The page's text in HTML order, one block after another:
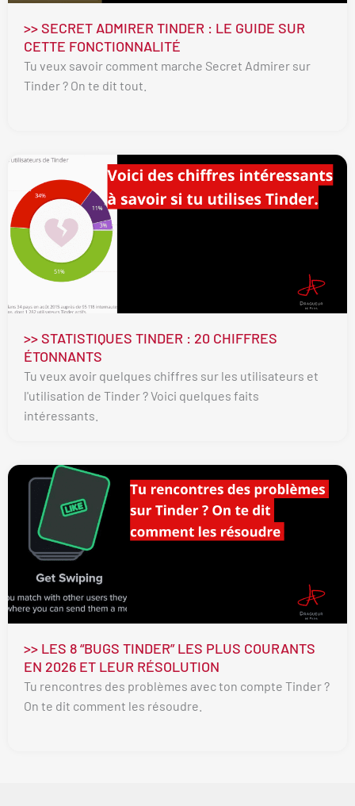
>> SECRET ADMIRER TINDER : LE GUIDE SUR
CETTE FONCTIONNALITÉ
Tu veux savoir comment marche Secret Admirer sur
Tinder ? On te dit tout.
>> STATISTIQUES TINDER : 20 CHIFFRES
ÉTONNANTS
Tu veux avoir quelques chiffres sur les utilisateurs et
l'utilisation de Tinder ? Voici quelques faits
intéressants.
>> LES 8 “BUGS TINDER” LES PLUS COURANTS
EN 2026 ET LEUR RÉSOLUTION
Tu rencontres des problèmes avec ton compte Tinder ?
On te dit comment les résoudre.